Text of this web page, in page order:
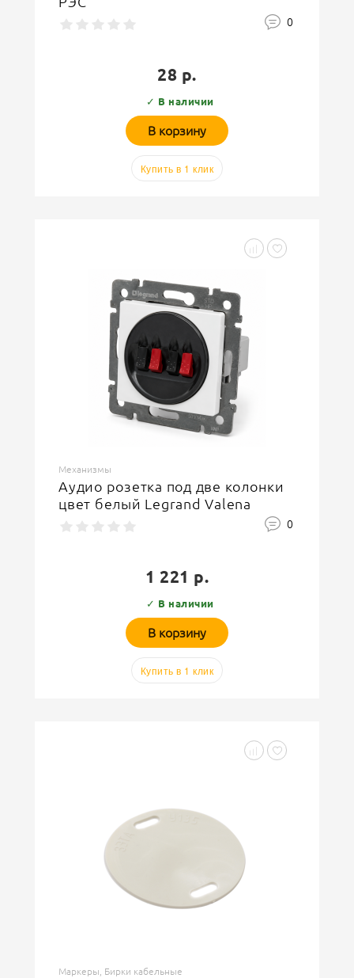
0
28 р.
✓ В наличии
В корзину
Купить в 1 клик
Механизмы
Аудио розетка под две колонки
цвет белый Legrand Valena
0
1 221 р.
✓ В наличии
В корзину
Купить в 1 клик
Маркеры, Бирки кабельные